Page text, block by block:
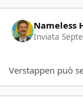
Nameless
Inviata
Verstappen può